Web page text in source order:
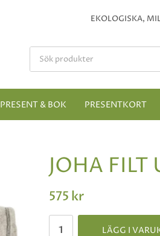
EKOLOGISKA,
PRESENT & BOK PRESENTKORT
JOHA FILT
575 kr
LÄGG I